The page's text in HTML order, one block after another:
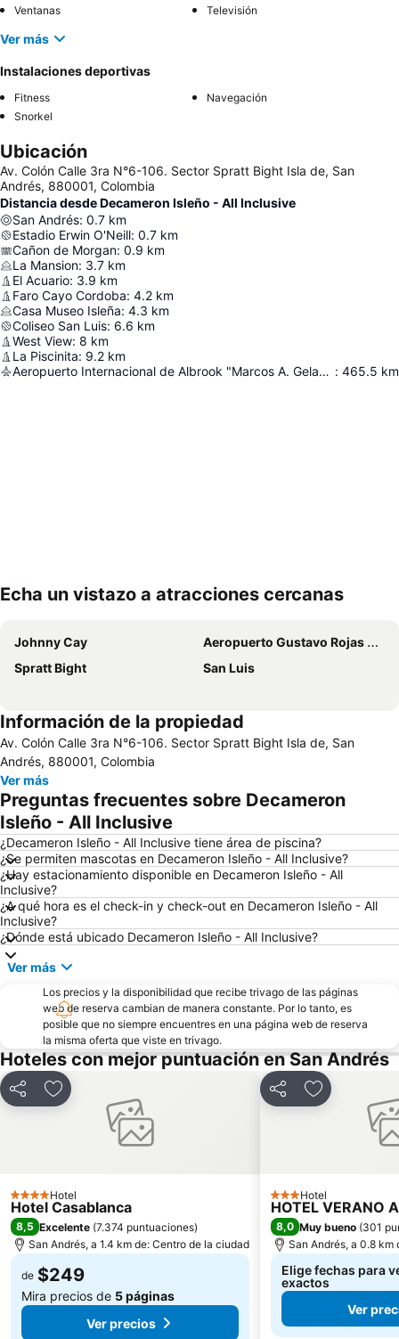
Ventanas Televisión
Ver más
Instalaciones deportivas
Fitness
Navegación
Snorkel
Ubicación
Av. Colón Calle 3ra N°6-106. Sector Spratt Bight Isla de, San
Andrés, 880001, Colombia
Distancia desde Decameron Isleño - All Inclusive
San Andrés: 0.7 km
Estadio Erwin O'Neill: 0.7 km
Cañon de Morgan: 0.9 km
La Mansion: 3.7 km
El Acuario: 3.9 km
Faro Cayo Cordoba: 4.2 km
Casa Museo Isleña: 4.3 km
Coliseo San Luis: 6.6 km
West View: 8 km
La Piscinita: 9.2 km
Aeropuerto Internacional de Albrook "Marcos A. Gelabert" : 465.5 km
Echa un vistazo a atracciones cercanas
Johnny Cay
Aeropuerto Gustavo Rojas Pinilla
Spratt Bight
San Luis
Información de la propiedad
Av. Colón Calle 3ra N°6-106. Sector Spratt Bight Isla de, San
Andrés, 880001, Colombia
Ver más
Preguntas frecuentes sobre Decameron
Isleño - All Inclusive
¿Decameron Isleño - All Inclusive tiene área de piscina?
¿Se permiten mascotas en Decameron Isleño - All Inclusive?
¿Hay estacionamiento disponible en Decameron Isleño - All
Inclusive?
¿A qué hora es el check-in y check-out en Decameron Isleño - All
Inclusive?
¿Dónde está ubicado Decameron Isleño - All Inclusive?
Ver más
Los precios y la disponibilidad que recibe trivago de las páginas
web de reserva cambian de manera constante. Por lo tanto, es
posible que no siempre encuentres en una página web de reserva
la misma oferta que viste en trivago.
Hoteles con mejor puntuación en San Andrés
CompartirAgregar a favoritos
4 Estrellas
Hotel
Hotel Casablanca
8,5 Excelente (7.374 puntuaciones)
San Andrés, a 1.4 km de: Centro de la ciudad
de $249
Mira precios de 5 páginas
Ver precios
CompartirAgregar a
3 Estrellas
Hotel
HOTEL VERANO
8,0 Muy bueno (301
San Andrés, a 0.8 km
Elige fechas para
exactos
Ver